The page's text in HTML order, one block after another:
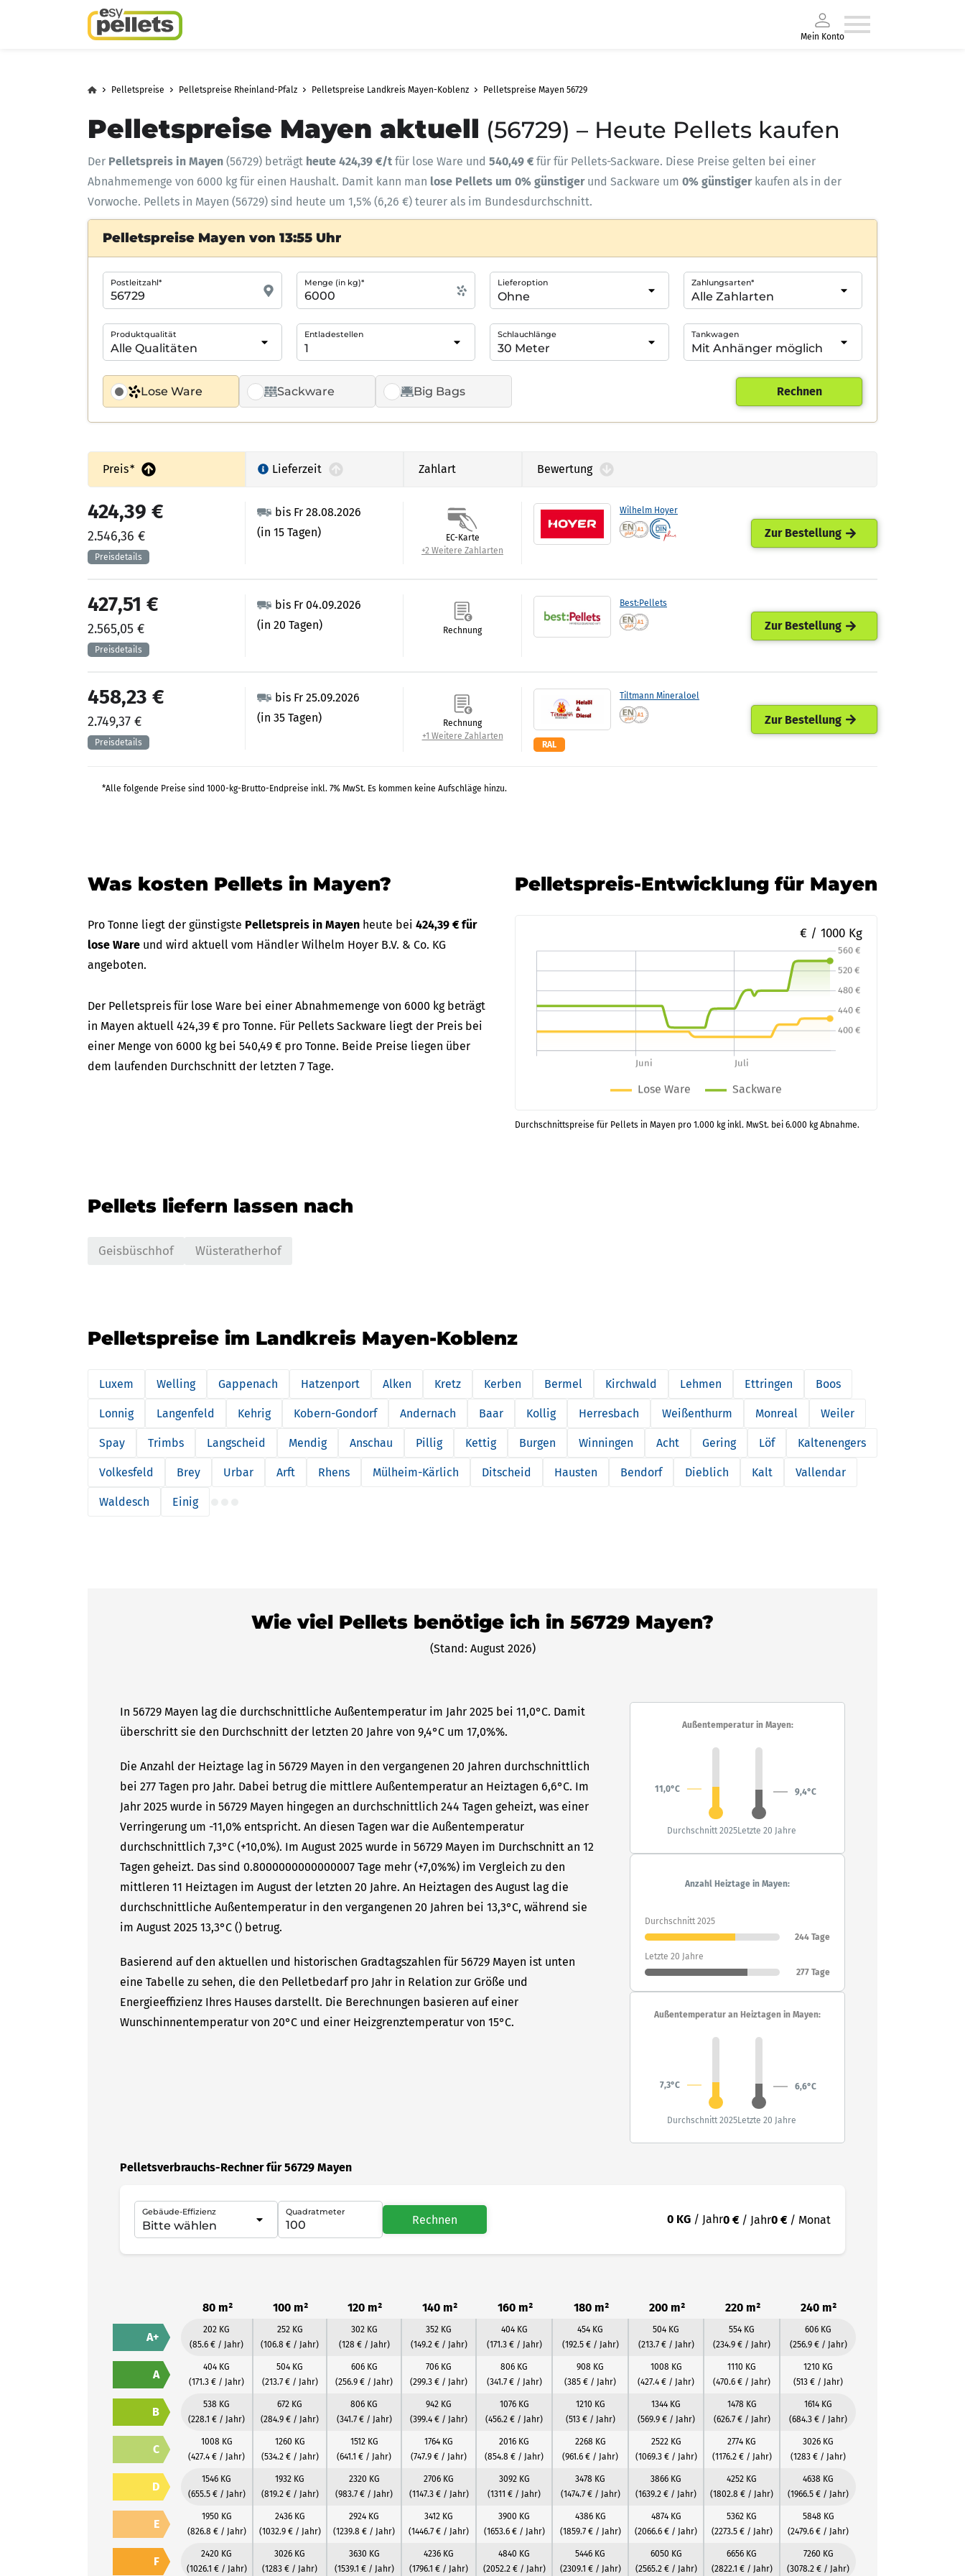
Mein Konto
Pelletspreise Pelletspreise Rheinland-Pfalz Pelletspreise Landkreis Mayen-Koblenz Pelletspreise Mayen 56729
Pelletspreise Mayen aktuell (56729) – Heute Pellets kaufen
Der Pelletspreis in Mayen (56729) beträgt heute 424,39 €/t für lose Ware und 540,49 € für für Pellets-Sackware. Diese Preise gelten bei einer
Abnahmemenge von 6000 kg für einen Haushalt. Damit kann man lose Pellets um 0% günstiger und Sackware um 0% günstigerkaufen als in der
Vorwoche. Pellets in Mayen (56729) sind heute um 1,5% (6,26 €) teurer als im Bundesdurchschnitt.
Pelletspreise Mayen von 13:55 Uhr
Lose Ware Sackware Big Bags
Postleitzahl* Menge (in kg)* Lieferoption Zahlungsarten*
Produktqualität Entladestellen Schlauchlänge Tankwagen
Rechnen
Preis* Lieferzeit Zahlart Bewertung
Wilhelm Hoyer
bis Fr 28.08.2026
(in 15 Tagen)
424,39 €
2.546,36 €
EC-Karte
+2 Weitere Zahlarten
Zur Bestellung
Best:Pellets
bis Fr 04.09.2026
(in 20 Tagen)
427,51 €
2.565,05 € Rechnung Zur Bestellung
Tiltmann Mineraloel
RAL
bis Fr 25.09.2026
(in 35 Tagen)
458,23 €
2.749,37 €
Rechnung
+1 Weitere Zahlarten
Zur Bestellung
*Alle folgende Preise sind 1000-kg-Brutto-Endpreise inkl. 7% MwSt. Es kommen keine Aufschläge hinzu.
Was kosten Pellets in Mayen?
Pro Tonne liegt der günstigste Pelletspreis in Mayen heute bei 424,39 € für
lose Ware und wird aktuell vom Händler Wilhelm Hoyer B.V. & Co. KG
angeboten.
Der Pelletspreis für lose Ware bei einer Abnahmemenge von 6000 kg beträgt
in Mayen aktuell 424,39 € pro Tonne. Für Pellets Sackware liegt der Preis bei
einer Menge von 6000 kg bei 540,49 € pro Tonne. Beide Preise liegen über
dem laufenden Durchschnitt der letzten 7 Tage.
Pelletspreis-Entwicklung für Mayen
€ / 1000 Kg
Durchschnittspreise für Pellets in Mayen pro 1.000 kg inkl. MwSt. bei 6.000 kg Abnahme.
Pellets liefern lassen nach
Geisbüschhof Wüsteratherhof
Pelletspreise im Landkreis Mayen-Koblenz
Luxem Welling Gappenach Hatzenport Alken Kretz Kerben Bermel Kirchwald Lehmen Ettringen Boos
Lonnig Langenfeld Kehrig Kobern-Gondorf Andernach Baar Kollig Herresbach Weißenthurm Monreal Weiler
Spay Trimbs Langscheid Mendig Anschau Pillig Kettig Burgen Winningen Acht Gering Löf Kaltenengers
Volkesfeld Brey Urbar Arft Rhens Mülheim-Kärlich Ditscheid Hausten Bendorf Dieblich Kalt Vallendar
Waldesch Einig
Wie viel Pellets benötige ich in 56729 Mayen?
(Stand: August 2026)
In 56729 Mayen lag die durchschnittliche Außentemperatur im Jahr 2025 bei 11,0°C. Damit
überschritt sie den Durchschnitt der letzten 20 Jahre von 9,4°C um 17,0%%.
Die Anzahl der Heiztage lag in 56729 Mayen in den vergangenen 20 Jahren durchschnittlich
bei 277 Tagen pro Jahr. Dabei betrug die mittlere Außentemperatur an Heiztagen 6,6°C. Im
Jahr 2025 wurde in 56729 Mayen hingegen an durchschnittlich 244 Tagen geheizt, was einer
Verringerung um -11,0% entspricht. An diesen Tagen war die Außentemperatur
durchschnittlich 7,3°C (+10,0%). Im August 2025 wurde in 56729 Mayen im Durchschnitt an 12
Tagen geheizt. Das sind 0.8000000000000007 Tage mehr (+7,0%%) im Vergleich zu den
mittleren 11 Heiztagen im August der letzten 20 Jahre. An Heiztagen des August lag die
durchschnittliche Außentemperatur in den vergangenen 20 Jahren bei 13,3°C, während sie
im August 2025 13,3°C () betrug.
Basierend auf den aktuellen und historischen Gradtagszahlen für 56729 Mayen ist unten
eine Tabelle zu sehen, die den Pelletbedarf pro Jahr in Relation zur Größe und
Energieeffizienz Ihres Hauses darstellt. Die Berechnungen basieren auf einer
Wunschinnentemperatur von 20°C und einer Heizgrenztemperatur von 15°C.
Außentemperatur in Mayen:
11,0°C 9,4°C
Durchschnitt 2025Letzte 20 Jahre
Anzahl Heiztage in Mayen:
Durchschnitt 2025
244 Tage
Letzte 20 Jahre
277 Tage
Außentemperatur an Heiztagen in Mayen:
7,3°C 6,6°C
Durchschnitt 2025Letzte 20 Jahre
Pelletsverbrauchs-Rechner für 56729 Mayen
Gebäude-Effizienz Quadratmeter
Rechnen 0 KG / Jahr0 € / Jahr0 € / Monat
80 m² 100 m² 120 m² 140 m² 160 m² 180 m² 200 m² 220 m² 240 m²
A+
202 KG
(85.6 € / Jahr)
252 KG
(106.8 € / Jahr)
302 KG
(128 € / Jahr)
352 KG
(149.2 € / Jahr)
404 KG
(171.3 € / Jahr)
454 KG
(192.5 € / Jahr)
504 KG
(213.7 € / Jahr)
554 KG
(234.9 € / Jahr)
606 KG
(256.9 € / Jahr)
A
404 KG
(171.3 € / Jahr)
504 KG
(213.7 € / Jahr)
606 KG
(256.9 € / Jahr)
706 KG
(299.3 € / Jahr)
806 KG
(341.7 € / Jahr)
908 KG
(385 € / Jahr)
1008 KG
(427.4 € / Jahr)
1110 KG
(470.6 € / Jahr)
1210 KG
(513 € / Jahr)
B
538 KG
(228.1 € / Jahr)
672 KG
(284.9 € / Jahr)
806 KG
(341.7 € / Jahr)
942 KG
(399.4 € / Jahr)
1076 KG
(456.2 € / Jahr)
1210 KG
(513 € / Jahr)
1344 KG
(569.9 € / Jahr)
1478 KG
(626.7 € / Jahr)
1614 KG
(684.3 € / Jahr)
C
1008 KG
(427.4 € / Jahr)
1260 KG
(534.2 € / Jahr)
1512 KG
(641.1 € / Jahr)
1764 KG
(747.9 € / Jahr)
2016 KG
(854.8 € / Jahr)
2268 KG
(961.6 € / Jahr)
2522 KG
(1069.3 € / Jahr)
2774 KG
(1176.2 € / Jahr)
3026 KG
(1283 € / Jahr)
D
1546 KG
(655.5 € / Jahr)
1932 KG
(819.2 € / Jahr)
2320 KG
(983.7 € / Jahr)
2706 KG
(1147.3 € / Jahr)
3092 KG
(1311 € / Jahr)
3478 KG
(1474.7 € / Jahr)
3866 KG
(1639.2 € / Jahr)
4252 KG
(1802.8 € / Jahr)
4638 KG
(1966.5 € / Jahr)
E
1950 KG
(826.8 € / Jahr)
2436 KG
(1032.9 € / Jahr)
2924 KG
(1239.8 € / Jahr)
3412 KG
(1446.7 € / Jahr)
3900 KG
(1653.6 € / Jahr)
4386 KG
(1859.7 € / Jahr)
4874 KG
(2066.6 € / Jahr)
5362 KG
(2273.5 € / Jahr)
5848 KG
(2479.6 € / Jahr)
F
2420 KG
(1026.1 € / Jahr)
3026 KG
(1283 € / Jahr)
3630 KG
(1539.1 € / Jahr)
4236 KG
(1796.1 € / Jahr)
4840 KG
(2052.2 € / Jahr)
5446 KG
(2309.1 € / Jahr)
6050 KG
(2565.2 € / Jahr)
6656 KG
(2822.1 € / Jahr)
7260 KG
(3078.2 € / Jahr)